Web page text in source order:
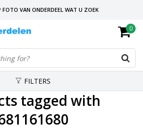
FOTO VAN ONDERDEEL WAT U ZOEK
BESTELD, VANDAAG VERZONDEN
PEUGEOT
0
FILTERS
tagged with